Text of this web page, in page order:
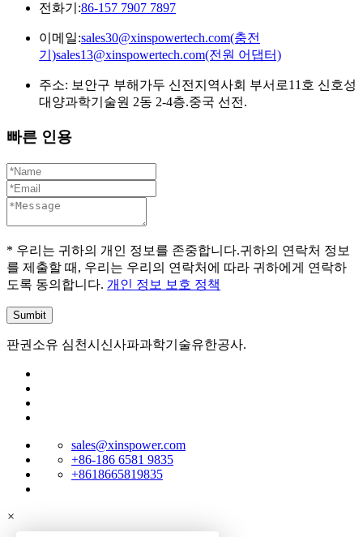
전화기:86-157 7907 7897
이메일:sales30@xinspowertech.com(충전
기)sales13@xinspowertech.com(전원 어댑터)
주소: 보안구 부해가두 신전지역사회 부서로11호 신호성
대양과학기술원 2동 2-4층.중국 선전.
빠른 인용
* 우리는 귀하의 개인 정보를 존중합니다.귀하의 연락처 정보
를 제출할 때, 우리는 우리의 연락처에 따라 귀하에게 연락하
도록 동의합니다. 개인 정보 보호 정책
판권소유 심천시신사파과학기술유한공사.
sales@xinspower.com
+86-186 6581 9835
+8618665819835
×